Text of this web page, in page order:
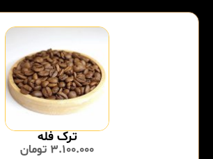
ترک فله
3.100.000 تومان